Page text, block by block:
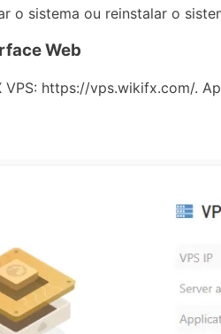
o sistema ou reinstalar o
Web
https://vps.wikifx.com/.